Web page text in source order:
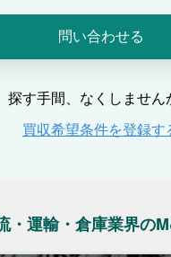
・運輸・倉庫業界の